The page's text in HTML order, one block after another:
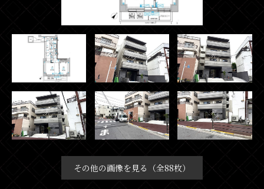
その他の画像を見る（全88枚）